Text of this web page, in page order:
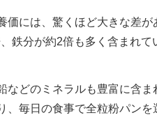
価には、驚くほど大きな差
鉄分が約2倍も多く含まれて
などのミネラルも豊富に含
、毎日の食事で全粒粉パン